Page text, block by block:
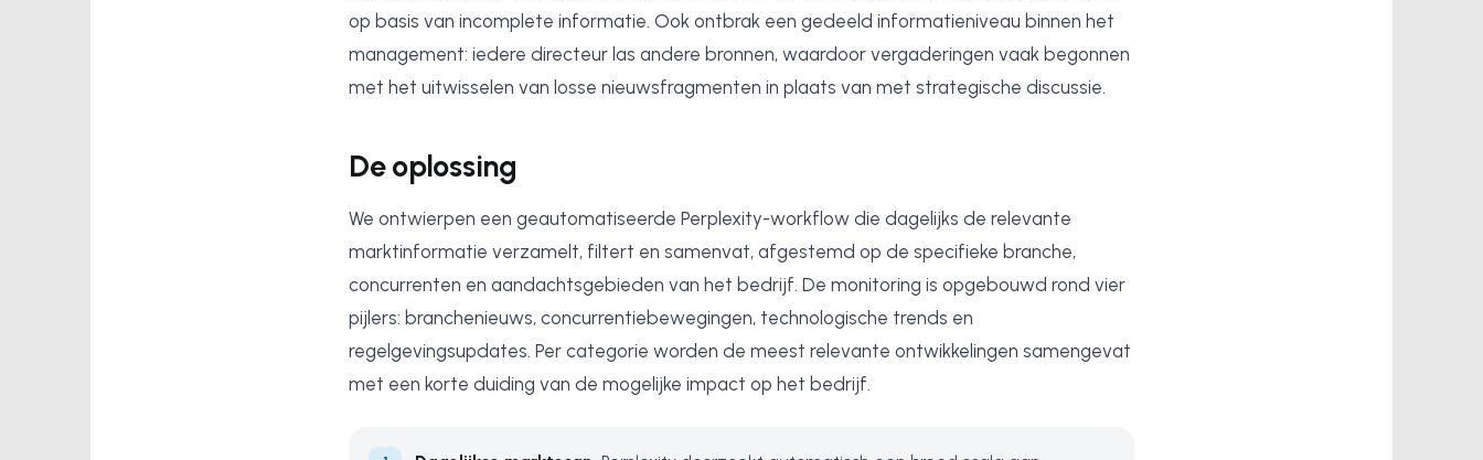
op basis van incomplete informatie. Ook ontbrak een gedeeld informatieniveau binnen het
management: iedere directeur las andere bronnen, waardoor vergaderingen vaak begonnen
met het uitwisselen van losse nieuwsfragmenten in plaats van met strategische discussie.
De oplossing
We ontwierpen een geautomatiseerde Perplexity-workflow die dagelijks de relevante
marktinformatie verzamelt, filtert en samenvat, afgestemd op de specifieke branche,
concurrenten en aandachtsgebieden van het bedrijf. De monitoring is opgebouwd rond vier
pijlers: branchenieuws, concurrentiebewegingen, technologische trends en
regelgevingsupdates. Per categorie worden de meest relevante ontwikkelingen samengevat
met een korte duiding van de mogelijke impact op het bedrijf.